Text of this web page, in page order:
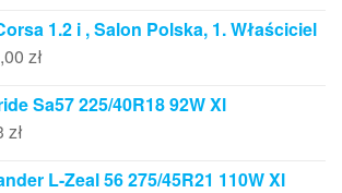
1.2 i , Salon Polska, 1. Właściciel
zł
Sa57 225/40R18 92W Xl
zł
L-Zeal 56 275/45R21 110W Xl